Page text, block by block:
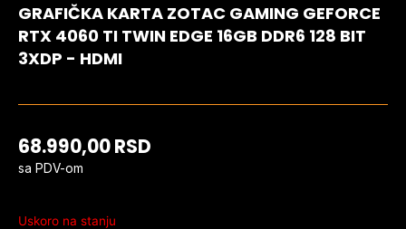
GRAFIČKA KARTA ZOTAC GAMING GEFORCE
RTX 4060 TI TWIN EDGE 16GB DDR6 128 BIT
3XDP - HDMI
68.990,00RSD
sa PDV-om
Uskoro na stanju